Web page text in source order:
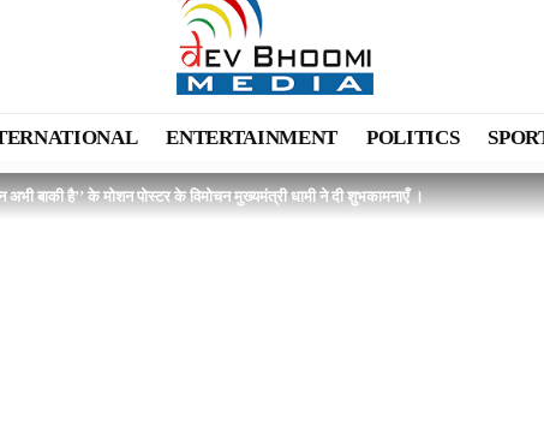
ENTERTAINMENT POLITICS
अभी बाकी है’’ के मोशन पोस्टर के विमोचन मुख्यमंत्री धामी ने दी शुभकामनाएँ ।